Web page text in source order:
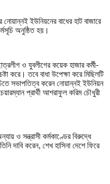
ইউনিয়নের বাধের হাট বাজারে
অনুষ্ঠিত হয়।
ও যুবলীগের কয়েক হাজার কর্মী-
করে। তবে বাধা উপেক্ষা করে মিছিলটি
সভাপতিত্ব করেন নোয়ান্নই ইউনিয়ন
প্রার্থী আশরাফুল করিম চৌধুরী
ও সন্ত্রাসী কর্মকাণ্ডের বিরুদ্ধে
দাবি করেন, শেখ হাসিনা দেশে ফিরে